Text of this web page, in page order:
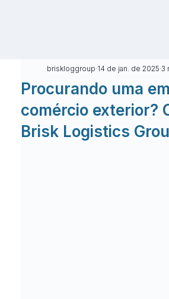
Procurando uma
comércio exterior?
Brisk Logistics
briskloggroup 14 de jan. de 2025 3